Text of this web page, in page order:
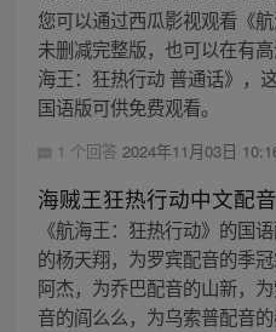
您可以通过西瓜影视观看《
未删减完整版，也可以在有
海王：狂热行动 普通话》，
国语版可供免费观看。
1 个回答 2024年11月03日
海贼王狂热行动中文配音
《航海王：狂热行动》的国
的杨天翔，为罗宾配音的季
阿杰，为乔巴配音的山新，
音的阎么么，为乌索普配音